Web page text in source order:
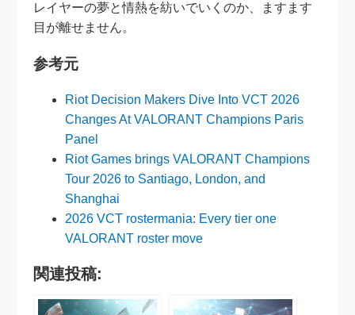
レイヤーの夢と情熱を紡いでいくのか、ますます
目が離せません。
参考元
Riot Decision Makers Dive Into VCT 2026
Changes At VALORANT Champions Paris
Panel
Riot Games brings VALORANT Champions
Tour 2026 to Santiago, London, and
Shanghai
2026 VCT rostermania: Every tier one
VALORANT roster move
関連投稿: